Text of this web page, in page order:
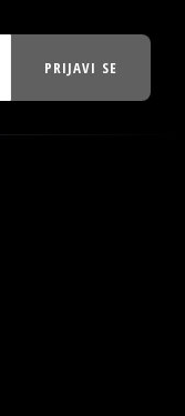
PRIJAVI SE